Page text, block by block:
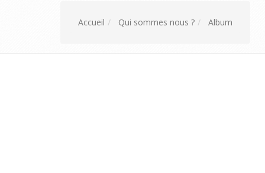
Accueil Qui sommes nous ? Album